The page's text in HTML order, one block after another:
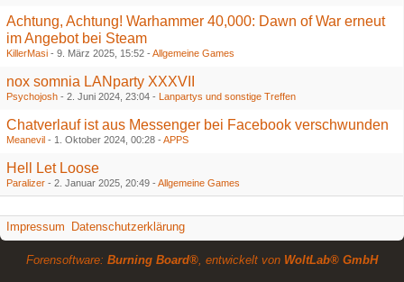
Achtung, Achtung! Warhammer 40,000: Dawn of War erneut
im Angebot bei Steam
KillerMasi - 9. März 2025, 15:52 - Allgemeine Games
nox somnia LANparty XXXVII
Psychojosh - 2. Juni 2024, 23:04 - Lanpartys und sonstige Treffen
Chatverlauf ist aus Messenger bei Facebook verschwunden
Meanevil - 1. Oktober 2024, 00:28 - APPS
Hell Let Loose
Paralizer - 2. Januar 2025, 20:49 - Allgemeine Games
Impressum Datenschutzerklärung
Forensoftware: Burning Board®, entwickelt von WoltLab® GmbH